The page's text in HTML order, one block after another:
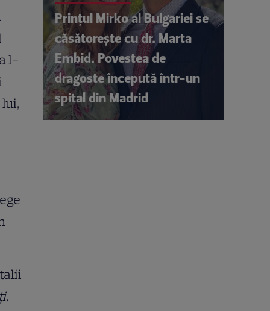
l-
Prințul Mirko al Bulgariei se
căsătorește cu dr. Marta
Embid. Povestea de
dragoste începută într-un
spital din Madrid